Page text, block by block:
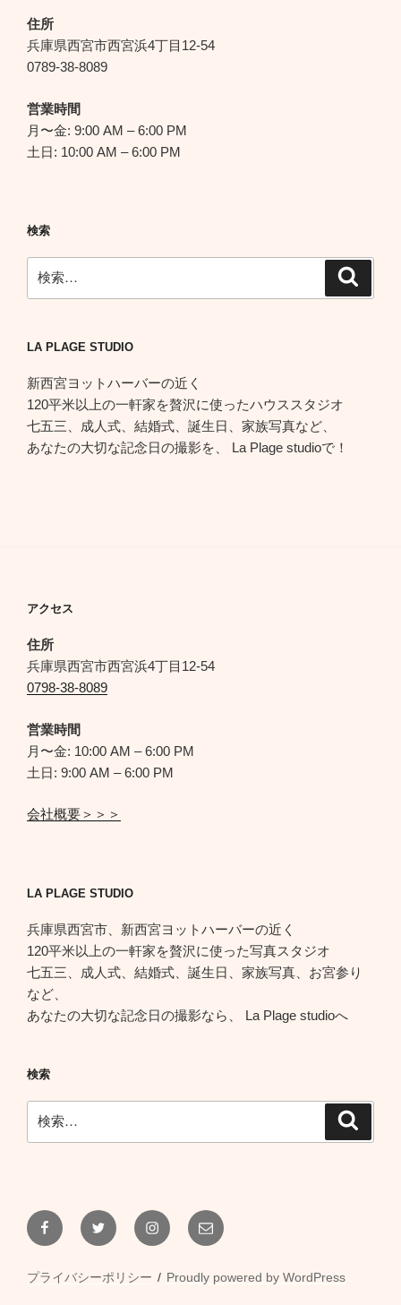
シ
ョ
ン
住所
兵庫県西宮市西宮浜4丁目12-54
0789-38-8089
営業時間
月〜金: 9:00 AM – 6:00 PM
土日: 10:00 AM – 6:00 PM
検索
索:
LA PLAGE STUDIO
新西宮ヨットハーバーの近く
120平米以上の一軒家を贅沢に使ったハウススタジオ
七五三、成人式、結婚式、誕生日、家族写真など、
あなたの大切な記念日の撮影を、 La Plage studioで！
アクセス
住所
兵庫県西宮市西宮浜4丁目12-54
0798-38-8089
営業時間
月〜金: 10:00 AM – 6:00 PM
土日: 9:00 AM – 6:00 PM
会社概要＞＞＞
LA PLAGE STUDIO
兵庫県西宮市、新西宮ヨットハーバーの近く
120平米以上の一軒家を贅沢に使った写真スタジオ
七五三、成人式、結婚式、誕生日、家族写真、お宮参り
など、
あなたの大切な記念日の撮影なら、 La Plage studioへ
検索
索:
FacebookTwitter Instagramメ
ー
プライバシーポリシー Proudly powered by WordPress